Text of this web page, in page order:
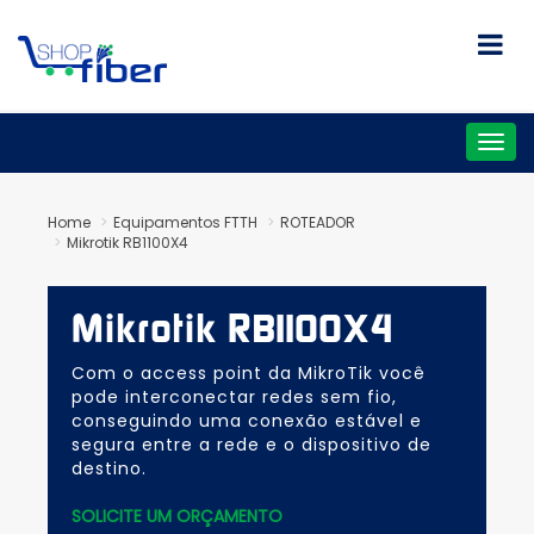
Home Equipamentos FTTH
ROTEADOR
Mikrotik RB1100X4
Mikrotik RB1100X4
Com o access point da MikroTik você
pode interconectar redes sem fio,
conseguindo uma conexão estável e
segura entre a rede e o dispositivo de
destino.
SOLICITE UM ORÇAMENTO